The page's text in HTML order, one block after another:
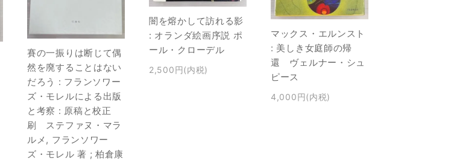
賽の一振りは断じて偶
然を廃することはない
だろう : フランソワー
ズ・モレルによる出版
と考察 : 原稿と校正
刷 ステファヌ・マラ
ルメ, フランソワー
ズ・モレル 著 ; 柏倉康
闇を熔かして訪れる影
: オランダ絵画序説 ポ
ール・クローデル
2,500円(内税)
マックス・エルンスト
: 美しき女庭師の帰
還 ヴェルナー・シュ
ピース
4,000円(内税)